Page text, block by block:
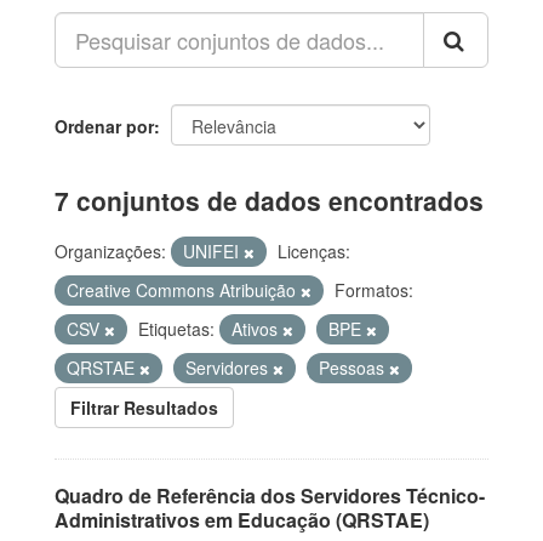
Ordenar por
7 conjuntos de dados encontrados
Organizações: UNIFEI
Licenças:
Creative Commons Atribuição
Formatos:
CSV
Etiquetas: Ativos
BPE
QRSTAE
Servidores
Pessoas
Filtrar Resultados
Quadro de Referência dos Servidores Técnico-
Administrativos em Educação (QRSTAE)